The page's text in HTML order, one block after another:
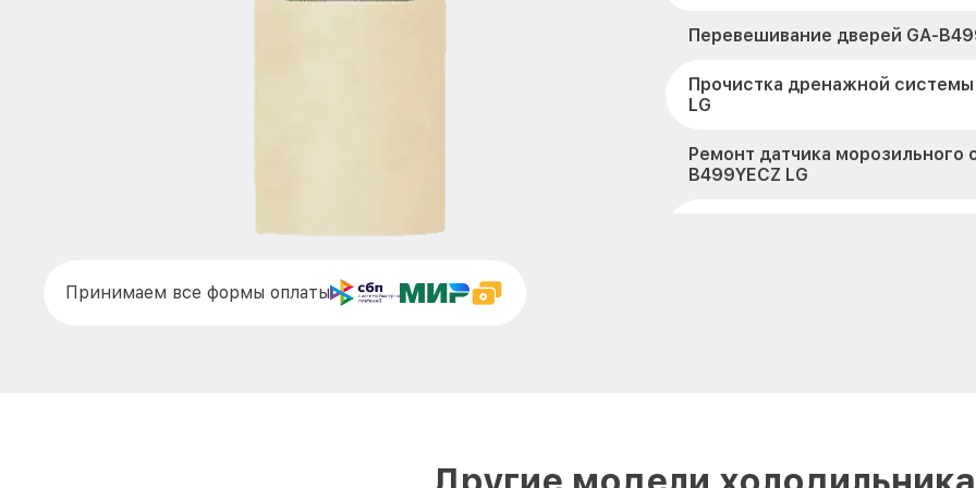
Перевешивание дверей GA-
Прочистка дренажной системы
LG
Ремонт датчика морозильного
B499YECZ LG
Принимаем все формы оплаты